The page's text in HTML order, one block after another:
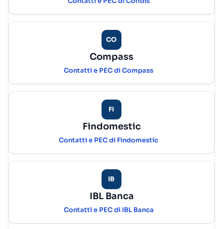
CO
Compass
Contatti e PEC di Compass
FI
Findomestic
Contatti e PEC di Findomestic
IB
IBL Banca
Contatti e PEC di IBL Banca